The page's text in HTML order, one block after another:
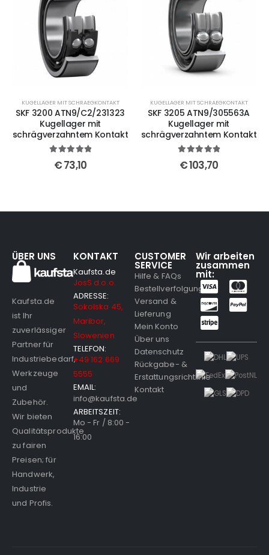
KUGELLAGER MIT SCHRAEGKONTAKT
SKF 3200 ATN9/C2/231323
Kugellager mit
schrägverzahntem Kontakt
out of 5
€73,10
KUGELLAGER MIT SCHRAEGKONTAKT
SKF 3205 ATN9/305563A
Kugellager mit
schrägverzahntem Kontakt
out of 5
€103,70
ÜBER UNS
Kaufsta.de
ist Ihr
zuverlässiger
Partner für
Industriebedarf,
Werkzeuge
und
Zubehör.
Wir bieten
Qualitätsprodukte
zu fairen
Preisen; für
Handwerk,
Industrie
und Profis.
KONTAKT
Kaufsta.de
JosS d.o.o.
ADRESSE:
Sokolska 45,
Maribor,
Slowenien
TELEFON:
+49 162 669
5555
EMAIL:
info@kaufsta.de
ARBEITSZEIT:
Mo - Fr / 8:00 -
16:00
CUSTOMER
SERVICE
Hilfe & FAQs
Bestellverfolgung
Versand &
Lieferung
Mein Konto
Über uns
Datenschutz
Rückgabe- &
Erstattungsrichtlinie
Kontakt
Wir arbeiten
zusammen
mit: